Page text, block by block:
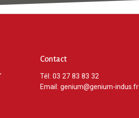
Contact
Tél: 03 27 83 83 32
Email:genium@genium-indus.fr